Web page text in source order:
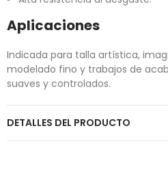
Aplicaciones
Indicada para talla artística,
modelado fino y trabajos de
suaves y controlados.
DETALLES DEL PRODUCTO